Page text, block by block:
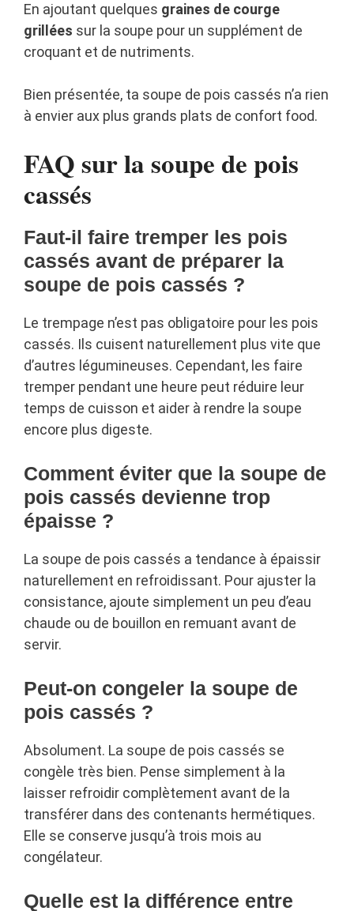
En ajoutant quelques graines de courge
grillées sur la soupe pour un supplément de
croquant et de nutriments.
Bien présentée, ta soupe de pois cassés n’a rien
à envier aux plus grands plats de confort food.
FAQ sur la soupe de pois
cassés
Faut-il faire tremper les pois
cassés avant de préparer la
soupe de pois cassés ?
Le trempage n’est pas obligatoire pour les pois
cassés. Ils cuisent naturellement plus vite que
d’autres légumineuses. Cependant, les faire
tremper pendant une heure peut réduire leur
temps de cuisson et aider à rendre la soupe
encore plus digeste.
Comment éviter que la soupe de
pois cassés devienne trop
épaisse ?
La soupe de pois cassés a tendance à épaissir
naturellement en refroidissant. Pour ajuster la
consistance, ajoute simplement un peu d’eau
chaude ou de bouillon en remuant avant de
servir.
Peut-on congeler la soupe de
pois cassés ?
Absolument. La soupe de pois cassés se
congèle très bien. Pense simplement à la
laisser refroidir complètement avant de la
transférer dans des contenants hermétiques.
Elle se conserve jusqu’à trois mois au
congélateur.
Quelle est la différence entre